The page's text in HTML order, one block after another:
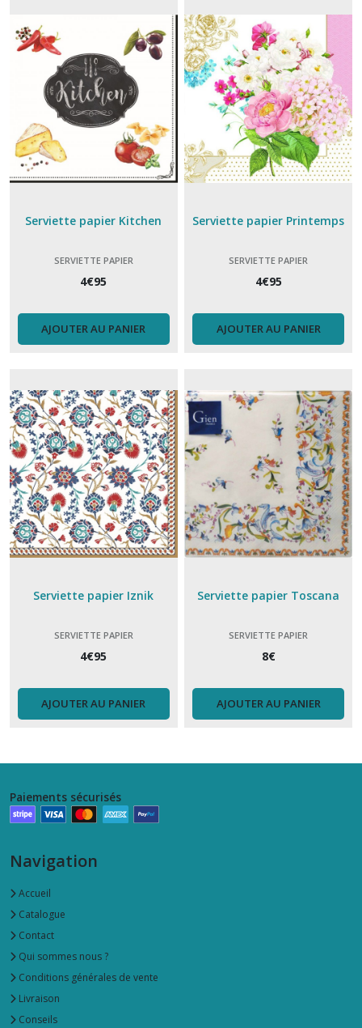
Serviette papier Kitchen
SERVIETTE PAPIER
4€95
AJOUTER AU PANIER
Serviette papier Printemps
SERVIETTE PAPIER
4€95
AJOUTER AU PANIER
Serviette papier Iznik
SERVIETTE PAPIER
4€95
AJOUTER AU PANIER
Serviette papier Toscana
SERVIETTE PAPIER
8€
AJOUTER AU PANIER
Paiements sécurisés
Navigation
Accueil
Catalogue
Contact
Qui sommes nous ?
Conditions générales de vente
Livraison
Conseils